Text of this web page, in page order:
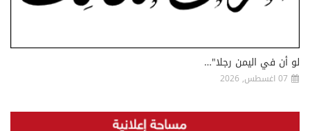
لو أن في اليمن رجلا"…
07 اغسطس, 2026